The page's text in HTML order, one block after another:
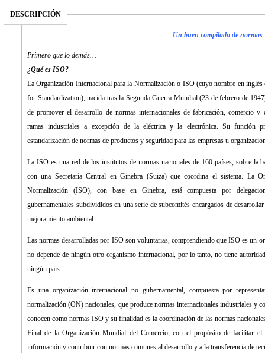
DESCRIPCIÓN
Un buen compilado de
Primero que lo demás…
¿Qué es ISO?
La Organización Internacional para la Normalización o ISO (cuyo nombre en
for Standardization), nacida tras la Segunda Guerra Mundial (23 de febrero de
de promover el desarrollo de normas internacionales de fabricación, comercio y
ramas industriales a excepción de la eléctrica y la electrónica. Su función
estandarización de normas de productos y seguridad para las empresas u
La ISO es una red de los institutos de normas nacionales de 160 países, sobre la
con una Secretaría Central en Ginebra (Suiza) que coordina el sistema. La
Normalización (ISO), con base en Ginebra, está compuesta por
gubernamentales subdivididos en una serie de subcomités encargados de
mejoramiento ambiental.
Las normas desarrolladas por ISO son voluntarias, comprendiendo que ISO es un
no depende de ningún otro organismo internacional, por lo tanto, no tiene
ningún país.
Es una organización internacional no gubernamental, compuesta por
normalización (ON) nacionales, que produce normas internacionales industriales y
conocen como normas ISO y su finalidad es la coordinación de las normas
Final de la Organización Mundial del Comercio, con el propósito de facilitar el
información y contribuir con normas comunes al desarrollo y a la transferencia de